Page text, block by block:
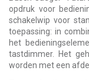
opdruk voor
schakelwip voor
toepassing: in
het
tastdimmer. Het
worden met een